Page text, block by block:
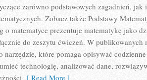
zarówno podstawowych zagadnień,
Zobacz także Podstawy
o matematyce prezentuje matematykę jako
do zeszytu ćwiczeń. W publikowanych
narzędzie, które pomaga opisywać
technologię, analizować dane,
[ Read More ]